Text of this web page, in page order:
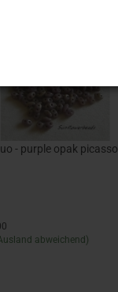
- purple opak picasso
abweichend)